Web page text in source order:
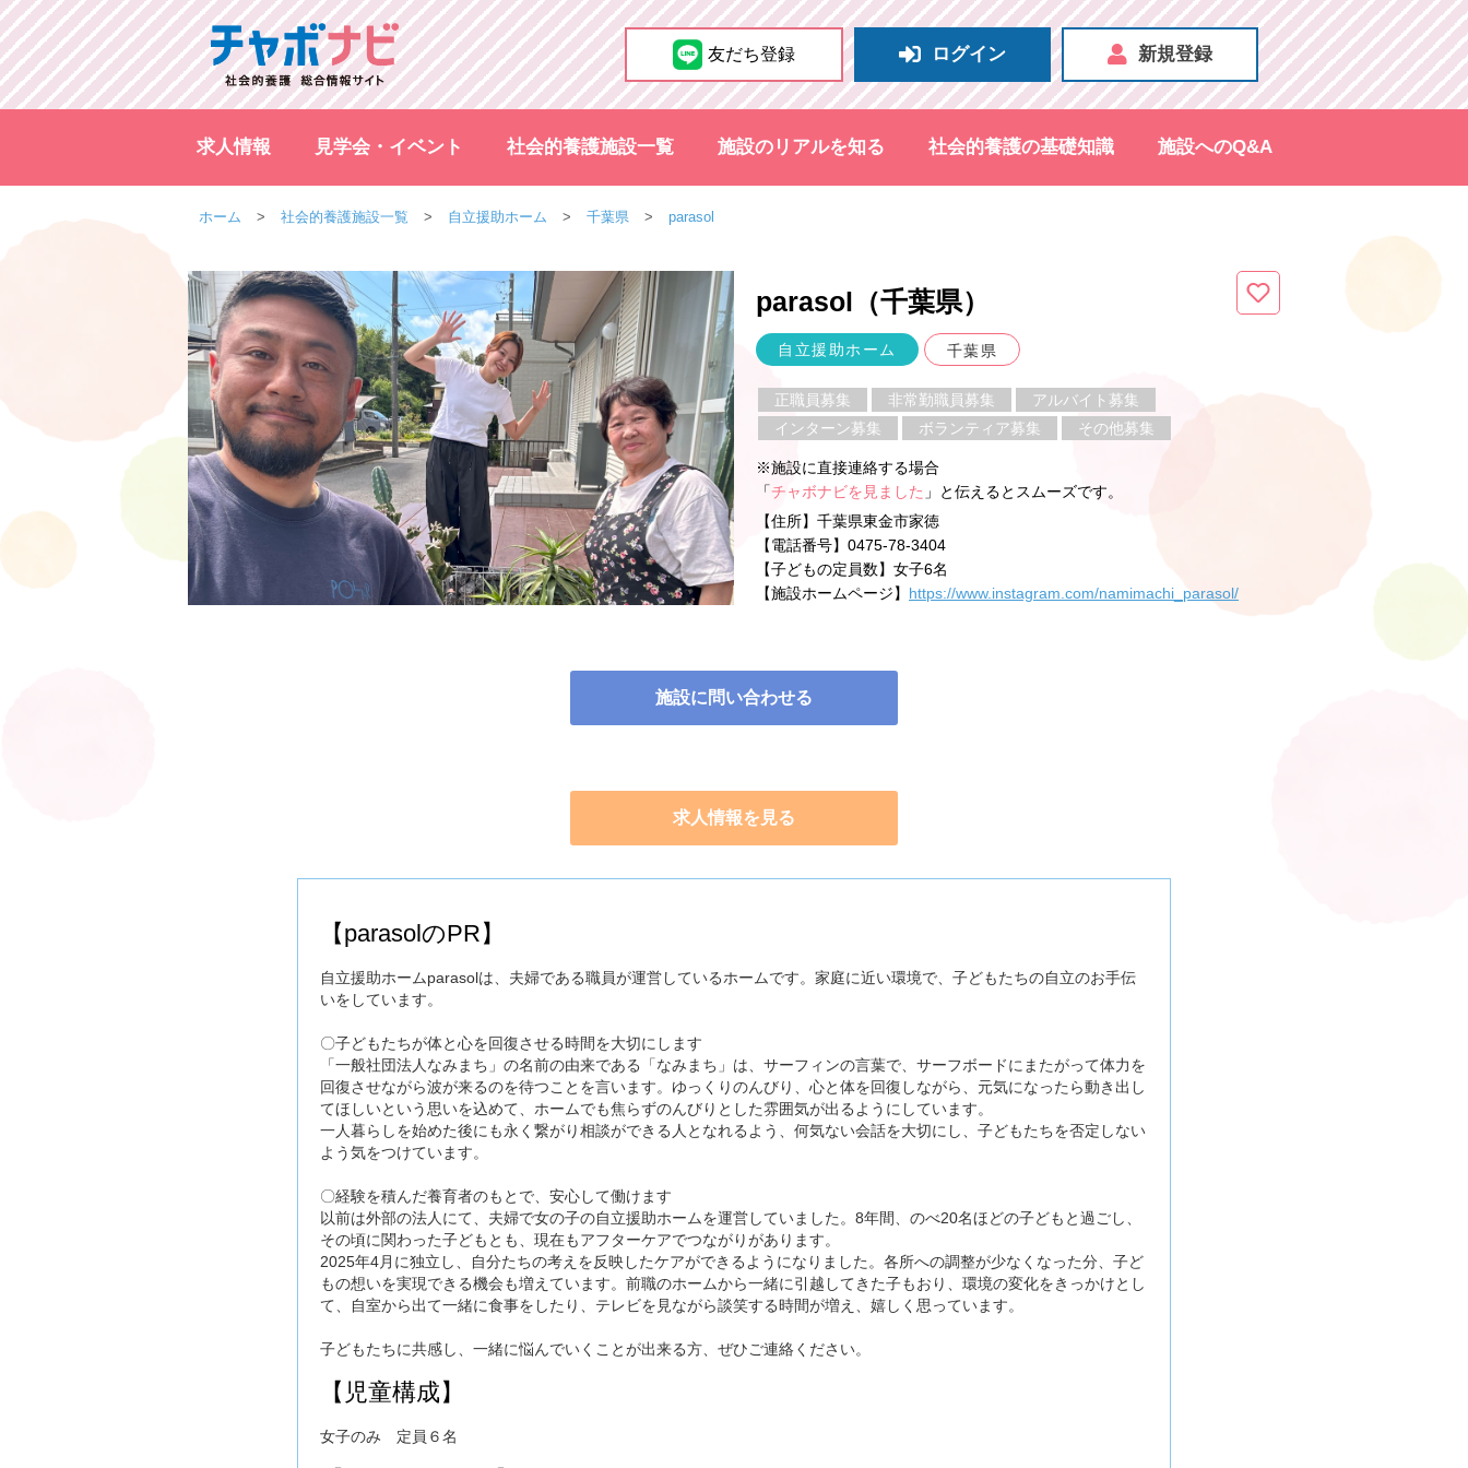
友だち登録 ログイン 新規登録
求人情報 見学会・イベント 社会的養護施設一覧 施設のリアルを知る 社会的養護の基礎知識 施設へのQ&A
ホーム 社会的養護施設一覧 自立援助ホーム 千葉県 parasol
parasol（千葉県）
自立援助ホーム 千葉県
正職員募集 非常勤職員募集
アルバイト募集
インターン募集
ボランティア募集 その他募集
※施設に直接連絡する場合
「チャボナビを見ました 」と伝えるとスムーズです。
【住所】 千葉県東金市家徳
【電話番号】 0475-78-3404
【子どもの定員数】 女子6名
【施設ホームページ】 https://www.instagram.com/namimachi_parasol/
施設に問い合わせる
求人情報を見る
【parasolのPR】
自立援助ホームparasolは、夫婦である職員が運営しているホームです。家庭に近い環境で、子どもたちの自立のお手伝
いをしています。
〇子どもたちが体と心を回復させる時間を大切にします
「一般社団法人なみまち」の名前の由来である「なみまち」は、サーフィンの言葉で、サーフボードにまたがって体力を
回復させながら波が来るのを待つことを言います。ゆっくりのんびり、心と体を回復しながら、元気になったら動き出し
てほしいという思いを込めて、ホームでも焦らずのんびりとした雰囲気が出るようにしています。
一人暮らしを始めた後にも永く繋がり相談ができる人となれるよう、何気ない会話を大切にし、子どもたちを否定しない
よう気をつけています。
〇経験を積んだ養育者のもとで、安心して働けます
以前は外部の法人にて、夫婦で女の子の自立援助ホームを運営していました。8年間、のべ20名ほどの子どもと過ごし、
その頃に関わった子どもとも、現在もアフターケアでつながりがあります。
2025年4月に独立し、自分たちの考えを反映したケアができるようになりました。各所への調整が少なくなった分、子ど
もの想いを実現できる機会も増えています。前職のホームから一緒に引越してきた子もおり、環境の変化をきっかけとし
て、自室から出て一緒に食事をしたり、テレビを見ながら談笑する時間が増え、嬉しく思っています。
子どもたちに共感し、一緒に悩んでいくことが出来る方、ぜひご連絡ください。
【児童構成】
女子のみ 定員６名